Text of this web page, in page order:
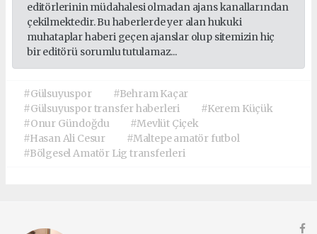
editörlerinin müdahalesi olmadan ajans kanallarından
çekilmektedir. Bu haberlerde yer alan hukuki
muhataplar haberi geçen ajanslar olup sitemizin hiç
bir editörü sorumlu tutulamaz...
#Gülsuyuspor
#Behram Kaçar
#Gülsuyuspor transfer haberleri
#Kerem Küçük
#Onur Gündoğdu
#Mevlüt Çiçek
#Hasan Ali Cesur
#Maltepe amatör futbol
#Bölgesel Amatör Lig transferleri